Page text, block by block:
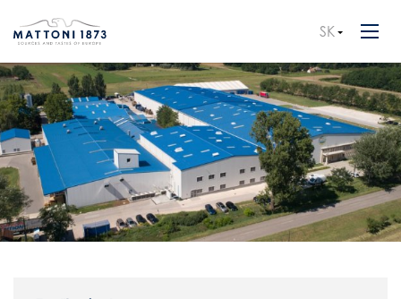
CZ
EN
SK